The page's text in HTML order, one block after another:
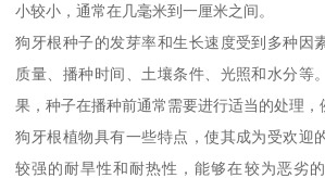
小较小，通常在几毫米到一厘米之间。
狗牙根种子的发芽率和生长速度受到多种因
质量、播种时间、土壤条件、光照和水分等
果，种子在播种前通常需要进行适当的处理，
狗牙根植物具有一些特点，使其成为受欢迎
较强的耐旱性和耐热性，能够在较为恶劣